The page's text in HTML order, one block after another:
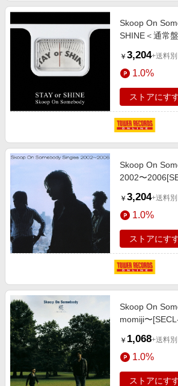
旅行・レジャー・ホテル予約
生活・お役立ち
金融・マネー・保険
デジタルコンテンツ
Apple公式サイト×楽天カード分割払い
Qoo10メガポ
Samsung ボーナスキャンペーン
週末の高還元 夏の長期版
Skoop On
SHINE＜通常
￥ 3,204+送料別
1.0%
ストアにす
Skoop On
2002〜
￥ 3,204+送料別
1.0%
ストアにす
Skoop On
momiji〜
￥ 1,068+送料別
1.0%
ストアにす